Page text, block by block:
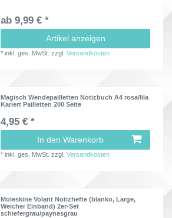
ab 9,99 € *
Artikel anzeigen
*inkl. ges. MwSt. zzgl.Versandkosten
Magisch Wendepailletten Notizbuch A4 rosa/lila
Kariert Pailletten 200 Seite
4,95 € *
In den Warenkorb
*inkl. ges. MwSt. zzgl.Versandkosten
Moleskine Volant Notizhefte (blanko, Large,
Weicher Einband) 2er-Set
schiefergrau/paynesgrau